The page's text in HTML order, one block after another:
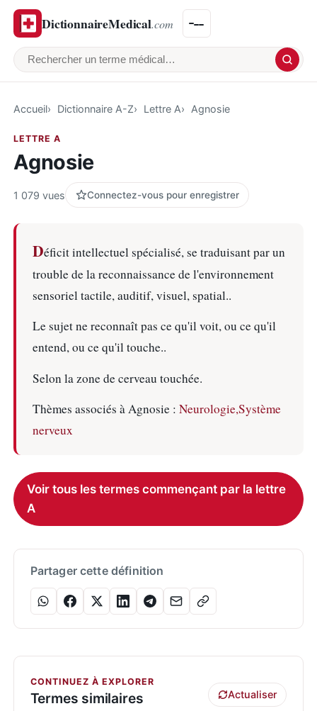
DictionnaireMedical.com
Rechercher un terme médical
Accueil Dictionnaire A-Z Lettre A Agnosie
LETTRE A
Agnosie
1 079 vues Connectez-vous pour enregistrer
Déficit intellectuel spécialisé, se traduisant par un
trouble de la reconnaissance de l'environnement
sensoriel tactile, auditif, visuel, spatial..
Le sujet ne reconnaît pas ce qu'il voit, ou ce qu'il
entend, ou ce qu'il touche..
Selon la zone de cerveau touchée.
Thèmes associés à Agnosie : Neurologie,Système
nerveux
Voir tous les termes commençant par la lettre
A
Partager cette définition
CONTINUEZ À EXPLORER
Termes similaires Actualiser